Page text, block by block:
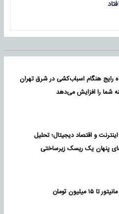
رایج هنگام اسباب‌کشی در شرق تهران
شما را افزایش می‌دهد
و اقتصاد دیجیتال؛ تحلیل
پنهان یک ریسک زیرساختی
۱۵ میلیون تومان